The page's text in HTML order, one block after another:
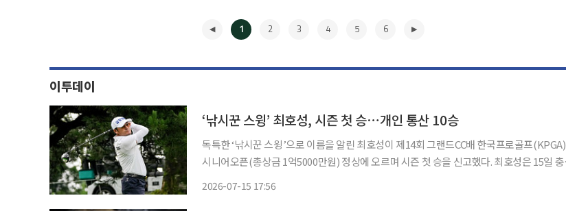
1 2 3 4 5 6
이투데이
‘낚시꾼 스윙’ 최호성, 시즌 첫 승⋯개인 통산 10승
독특한 ‘낚시꾼 스윙’으로 이름을 알린 최호성이 제14회 그랜드CC배 한국프로골프(KPGA)
시니어오픈(총상금 1억5000만원) 정상에 오르며 시즌 첫 승을 신고했다. 최호성은 15일 충북
2026-07-15 17:56